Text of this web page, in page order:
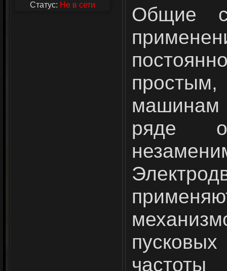
Статус: Не в сети
Общие
машинам
ряде